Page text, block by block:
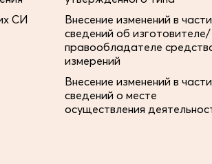
СИ
Внесение изменений в части
сведений об изготовителе/
правообладателе
измерений
Внесение изменений в части
сведений о месте
осуществления